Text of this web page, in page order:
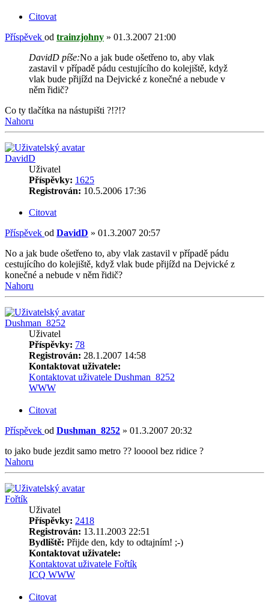
Citovat
Příspěvek od trainzjohny » 01.3.2007 21:00
DavidD píše:No a jak bude ošetřeno to, aby vlak
zastavil v případě pádu cestujícího do kolejiště, když
vlak bude přijížd na Dejvické z konečné a nebude v
něm řidič?
Co ty tlačítka na nástupišti ?!?!?
Nahoru
DavidD
Uživatel
Příspěvky: 1625
Registrován: 10.5.2006 17:36
Citovat
Příspěvek od DavidD » 01.3.2007 20:57
No a jak bude ošetřeno to, aby vlak zastavil v případě pádu
cestujícího do kolejiště, když vlak bude přijížd na Dejvické z
konečné a nebude v něm řidič?
Nahoru
Dushman_8252
Uživatel
Příspěvky: 78
Registrován: 28.1.2007 14:58
Kontaktovat uživatele:
Kontaktovat uživatele Dushman_8252
WWW
Citovat
Příspěvek od Dushman_8252 » 01.3.2007 20:32
to jako bude jezdit samo metro ?? looool bez ridice ?
Nahoru
Fořtík
Uživatel
Příspěvky: 2418
Registrován: 13.11.2003 22:51
Bydliště: Přijde den, kdy to odtajním! ;-)
Kontaktovat uživatele:
Kontaktovat uživatele Fořtík
ICQ WWW
Citovat